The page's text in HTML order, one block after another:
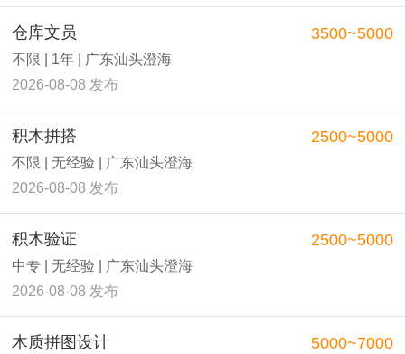
仓库文员
不限 | 1年 | 广东汕头澄海
2026-08-08 发布
3500~5000
积木拼搭
不限 | 无经验 | 广东汕头澄海
2026-08-08 发布
2500~5000
积木验证
中专 | 无经验 | 广东汕头澄海
2026-08-08 发布
2500~5000
木质拼图设计 5000~7000